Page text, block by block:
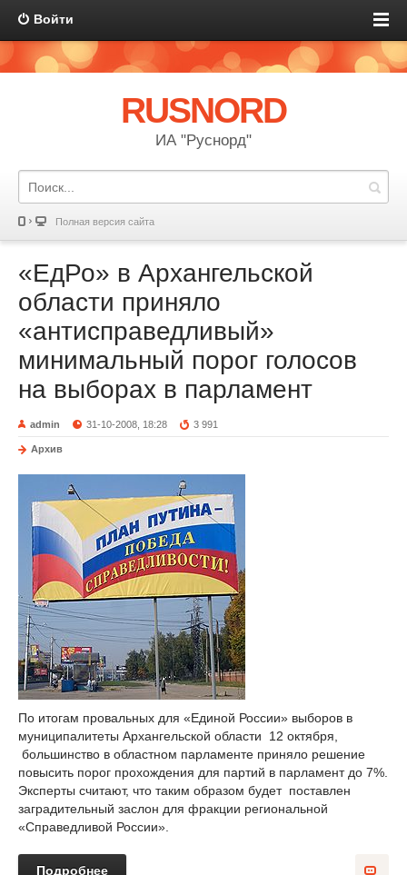
Войти
RUSNORD
ИА "Руснорд"
Полная версия сайта
«ЕдРо» в Архангельской
области приняло
«антисправедливый»
минимальный порог голосов
на выборах в парламент
admin 31-10-2008, 18:28 3 991
Архив
По итогам провальных для «Единой России» выборов в
муниципалитеты Архангельской области 12 октября,
большинство в областном парламенте приняло решение
повысить порог прохождения для партий в парламент до 7%.
Эксперты считают, что таким образом будет поставлен
заградительный заслон для фракции региональной
«Справедливой России».
Подробнее